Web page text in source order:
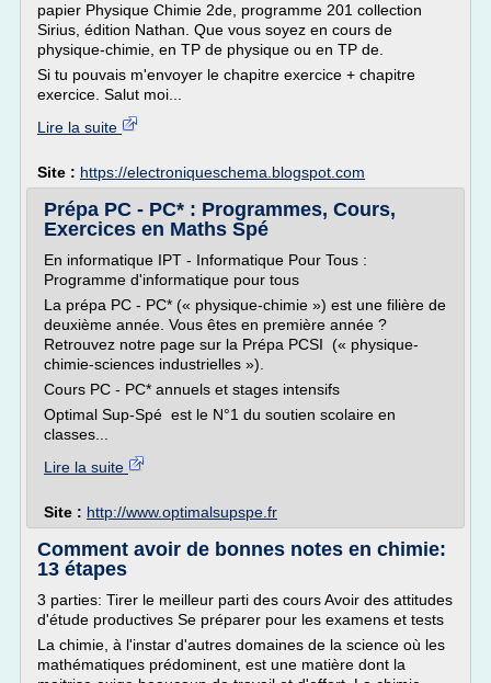
papier Physique Chimie 2de, programme 201 collection
Sirius, édition Nathan. Que vous soyez en cours de
physique-chimie, en TP de physique ou en TP de.
Si tu pouvais m'envoyer le chapitre exercice + chapitre
exercice. Salut moi...
Lire la suite
Site : https://electroniqueschema.blogspot.com
Prépa PC - PC* : Programmes, Cours,
Exercices en Maths Spé
En informatique IPT - Informatique Pour Tous :
Programme d'informatique pour tous
La prépa PC - PC* (« physique-chimie ») est une filière de
deuxième année. Vous êtes en première année ?
Retrouvez notre page sur la Prépa PCSI (« physique-
chimie-sciences industrielles »).
Cours PC - PC* annuels et stages intensifs
Optimal Sup-Spé est le N°1 du soutien scolaire en
classes...
Lire la suite
Site : http://www.optimalsupspe.fr
Comment avoir de bonnes notes en chimie:
13 étapes
3 parties: Tirer le meilleur parti des cours Avoir des attitudes
d'étude productives Se préparer pour les examens et tests
La chimie, à l'instar d'autres domaines de la science où les
mathématiques prédominent, est une matière dont la